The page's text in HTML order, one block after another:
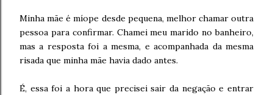
Minha mãe é míope desde pequena, melhor chamar outra
pessoa para confirmar. Chamei meu marido no banheiro,
mas a resposta foi a mesma, e acompanhada da mesma
risada que minha mãe havia dado antes.
É, essa foi a hora que precisei sair da negação e entrar